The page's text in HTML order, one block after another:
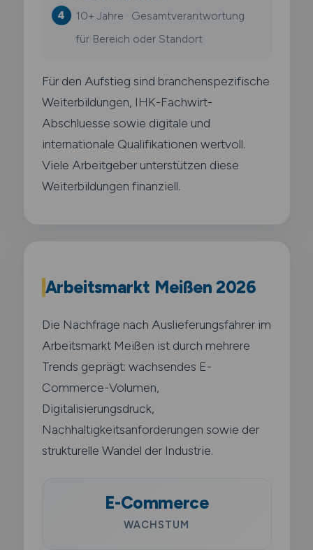
10+ Jahre · Gesamtverantwortung
für Bereich oder Standort
Für den Aufstieg sind branchenspezifische
Weiterbildungen, IHK-Fachwirt-
Abschluesse sowie digitale und
internationale Qualifikationen wertvoll.
Viele Arbeitgeber unterstützen diese
Weiterbildungen finanziell.
Arbeitsmarkt Meißen 2026
Die Nachfrage nach Auslieferungsfahrer im
Arbeitsmarkt Meißen ist durch mehrere
Trends geprägt: wachsendes E-
Commerce-Volumen,
Digitalisierungsdruck,
Nachhaltigkeitsanforderungen sowie der
strukturelle Wandel der Industrie.
E-Commerce
WACHSTUM